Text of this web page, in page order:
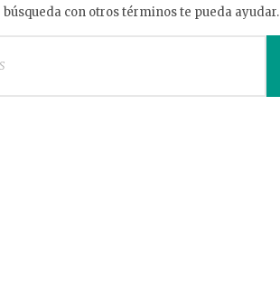
búsqueda con otros términos te pueda ayudar.